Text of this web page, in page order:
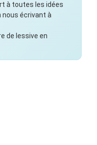
à toutes les idées
écrivant à
de lessive en